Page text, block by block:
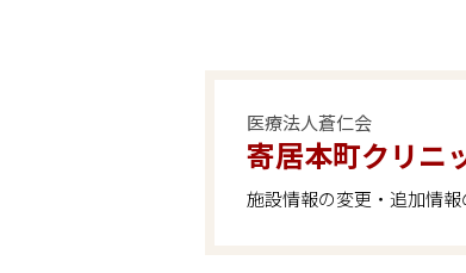
医療法人蒼仁会
寄居本町クリニ
施設情報の変更・追加情